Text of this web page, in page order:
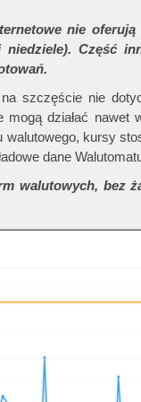
nie
Część
szczęście nie
mogą działać
kursy
dane
walutowych, bez